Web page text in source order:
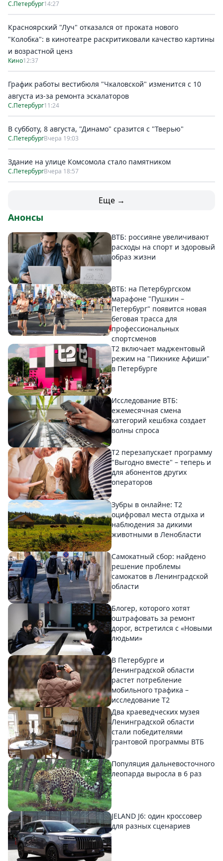
С.Петербург14:27
Красноярский "Луч" отказался от проката нового
"Колобка": в кинотеатре раскритиковали качество картины
и возрастной ценз
Кино12:37
График работы вестибюля "Чкаловской" изменится с 10
августа из-за ремонта эскалаторов
С.Петербург11:24
В субботу, 8 августа, "Динамо" сразится с "Тверью"
С.ПетербургВчера 19:03
Здание на улице Комсомола стало памятником
С.ПетербургВчера 18:57
Еще →
Анонсы
ВТБ: россияне увеличивают
расходы на спорт и здоровый
образ жизни
ВТБ: на Петербургском
марафоне "Пушкин –
Петербург" появится новая
беговая трасса для
профессиональных
спортсменов
Т2 включает маджентовый
режим на "Пикнике Афиши"
в Петербурге
Исследование ВТБ:
ежемесячная смена
категорий кешбэка создает
волны спроса
Т2 перезапускает программу
"Выгодно вместе" – теперь и
для абонентов других
операторов
Зубры в онлайне: Т2
оцифровал места отдыха и
наблюдения за дикими
животными в Ленобласти
Самокатный сбор: найдено
решение проблемы
самокатов в Ленинградской
области
Блогер, которого хотят
оштрафовать за ремонт
дорог, встретился с «Новыми
людьми»
В Петербурге и
Ленинградской области
растет потребление
мобильного трафика –
исследование T2
Два краеведческих музея
Ленинградской области
стали победителями
грантовой программы ВТБ
Популяция дальневосточного
леопарда выросла в 6 раз
JELAND J6: один кроссовер
для разных сценариев